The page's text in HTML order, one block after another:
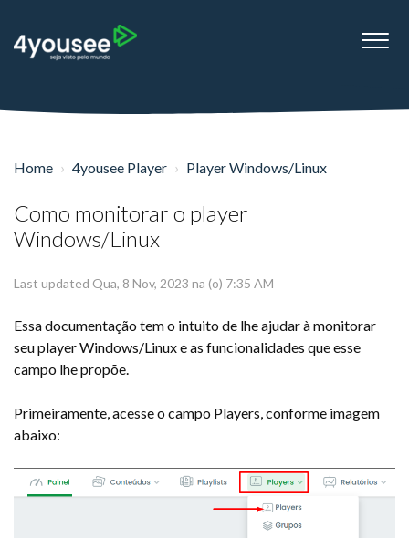
Home 4yousee Player Player Windows/Linux
Como monitorar o player
Windows/Linux
Last updated Qua, 8 Nov, 2023 na (o) 7:35 AM
Essa documentação tem o intuito de lhe ajudar à monitorar
seu player Windows/Linux e as funcionalidades que esse
campo lhe propõe.
Primeiramente, acesse o campo Players, conforme imagem
abaixo: